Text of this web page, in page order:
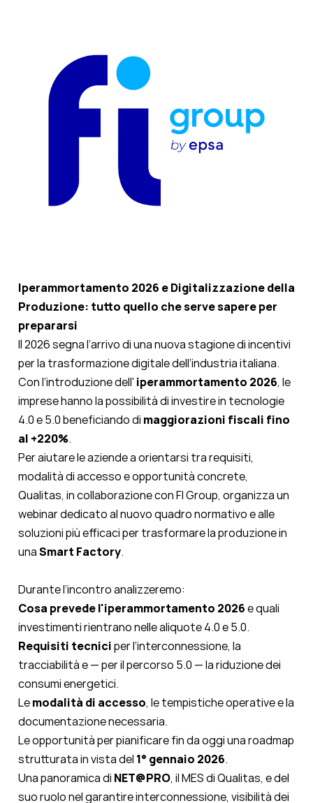
Iperammortamento 2026 e Digitalizzazione della
Produzione: tutto quello che serve sapere per
prepararsi
Il 2026 segna l’arrivo di una nuova stagione di incentivi
per la trasformazione digitale dell’industria italiana.
Con l’introduzione dell' iperammortamento 2026, le
imprese hanno la possibilità di investire in tecnologie
4.0 e 5.0 beneficiando di maggiorazioni fiscali fino
al +220%.
Per aiutare le aziende a orientarsi tra requisiti,
modalità di accesso e opportunità concrete,
Qualitas, in collaborazione con FI Group, organizza un
webinar dedicato al nuovo quadro normativo e alle
soluzioni più efficaci per trasformare la produzione in
unaSmart Factory.
Durante l’incontro analizzeremo:
Cosa prevede l'iperammortamento 2026e quali
investimenti rientrano nelle aliquote 4.0 e 5.0.
Requisiti tecniciper l’interconnessione, la
tracciabilità e — per il percorso 5.0 — la riduzione dei
consumi energetici.
Lemodalità di accesso, le tempistiche operative e la
documentazione necessaria.
Le opportunità per pianificare fin da oggi una roadmap
strutturata in vista del 1° gennaio 2026.
Una panoramica di NET@PRO, il MES di Qualitas, e del
suo ruolo nel garantire interconnessione, visibilità dei